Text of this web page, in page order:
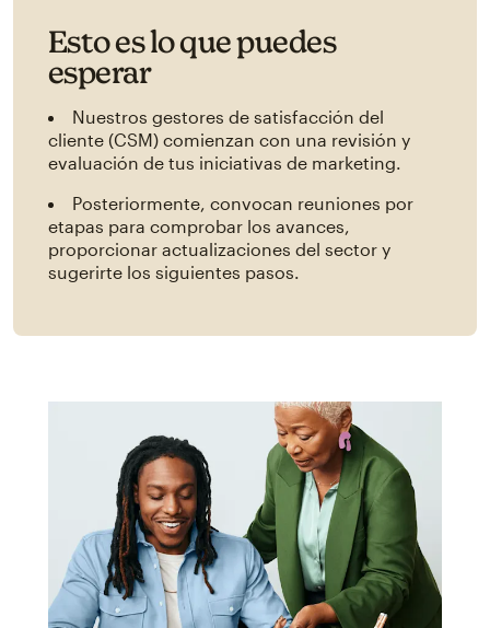
Esto es lo que puedes
esperar
Nuestros gestores de satisfacción del
cliente (CSM) comienzan con una revisión y
evaluación de tus iniciativas de marketing.
Posteriormente, convocan reuniones por
etapas para comprobar los avances,
proporcionar actualizaciones del sector y
sugerirte los siguientes pasos.